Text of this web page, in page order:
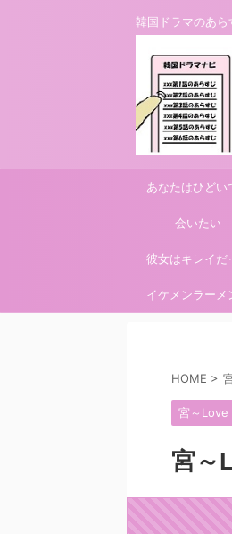
韓国ドラマのあら
あなたはひどい
会いたい
彼女はキレイだ
イケメンラーメ
HOME >
宮～Love
宮～